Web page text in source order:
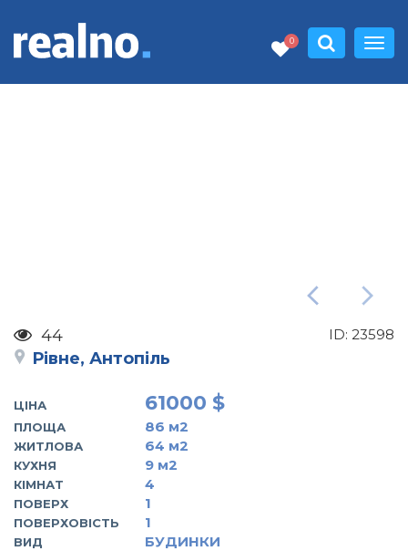
0
44 ID: 23598
Рівне, Антопіль
ЦІНА 61000 $
ПЛОЩА 86 м2
ЖИТЛОВА 64 м2
КУХНЯ 9 м2
КІМНАТ 4
ПОВЕРХ 1
ПОВЕРХОВІСТЬ 1
ВИД БУДИНКИ